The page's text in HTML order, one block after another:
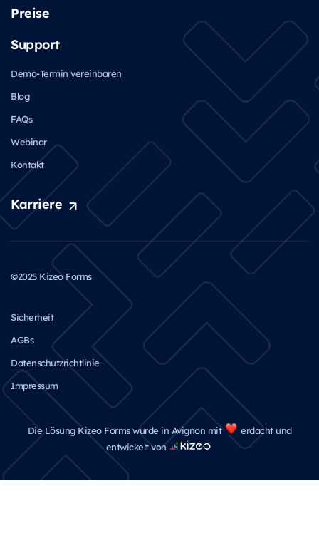
Preise
Support
Demo-Termin vereinbaren
Blog
FAQs
Webinar
Kontakt
Karriere
©2025 Kizeo Forms
Die Lösung Kizeo Forms wurde in Avignon mit
erdacht und
entwickelt von
Sicherheit
AGBs
Datenschutzrichtlinie
Impressum